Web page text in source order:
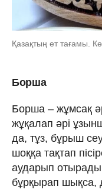
Қазақтың ет тағамы.
Борша
Борша – жұмсақ
жұқалап әрі
да, тұз, бұрыш
шоққа тақтап
аударып
бұрқырап шықса,